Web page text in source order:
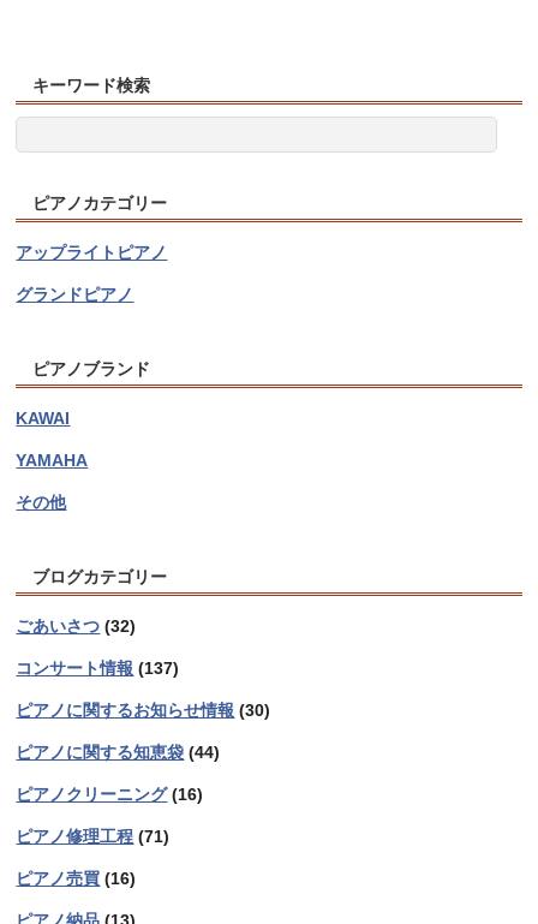
キーワード検索
ピアノカテゴリー
アップライトピアノ
グランドピアノ
ピアノブランド
KAWAI
YAMAHA
その他
ブログカテゴリー
ごあいさつ (32)
コンサート情報 (137)
ピアノに関するお知らせ情報 (30)
ピアノに関する知恵袋 (44)
ピアノクリーニング(16)
ピアノ修理工程 (71)
ピアノ売買 (16)
ピアノ納品 (13)